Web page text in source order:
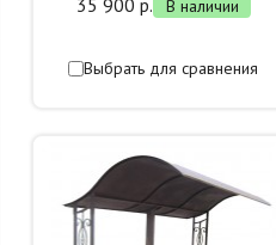
35 900 р.
В наличии
Выбрать для сравнения